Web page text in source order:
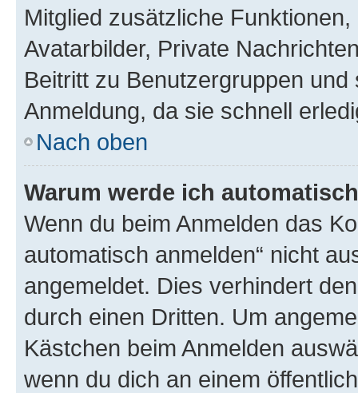
Mitglied zusätzliche
Avatarbilder, Private
Beitritt zu Benutzergruppen
Anmeldung, da sie schnell
Nach oben
Warum werde ich
Wenn du beim Anmelden das
automatisch anmelden“ nicht
angemeldet. Dies verhindert
durch einen Dritten. Um
Kästchen beim Anmelden
wenn du dich an einem